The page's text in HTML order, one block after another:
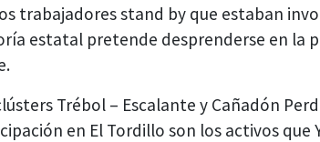
trabajadores stand by que estaban
estatal pretende desprenderse en la
Trébol – Escalante y Cañadón
en El Tordillo son los activos que